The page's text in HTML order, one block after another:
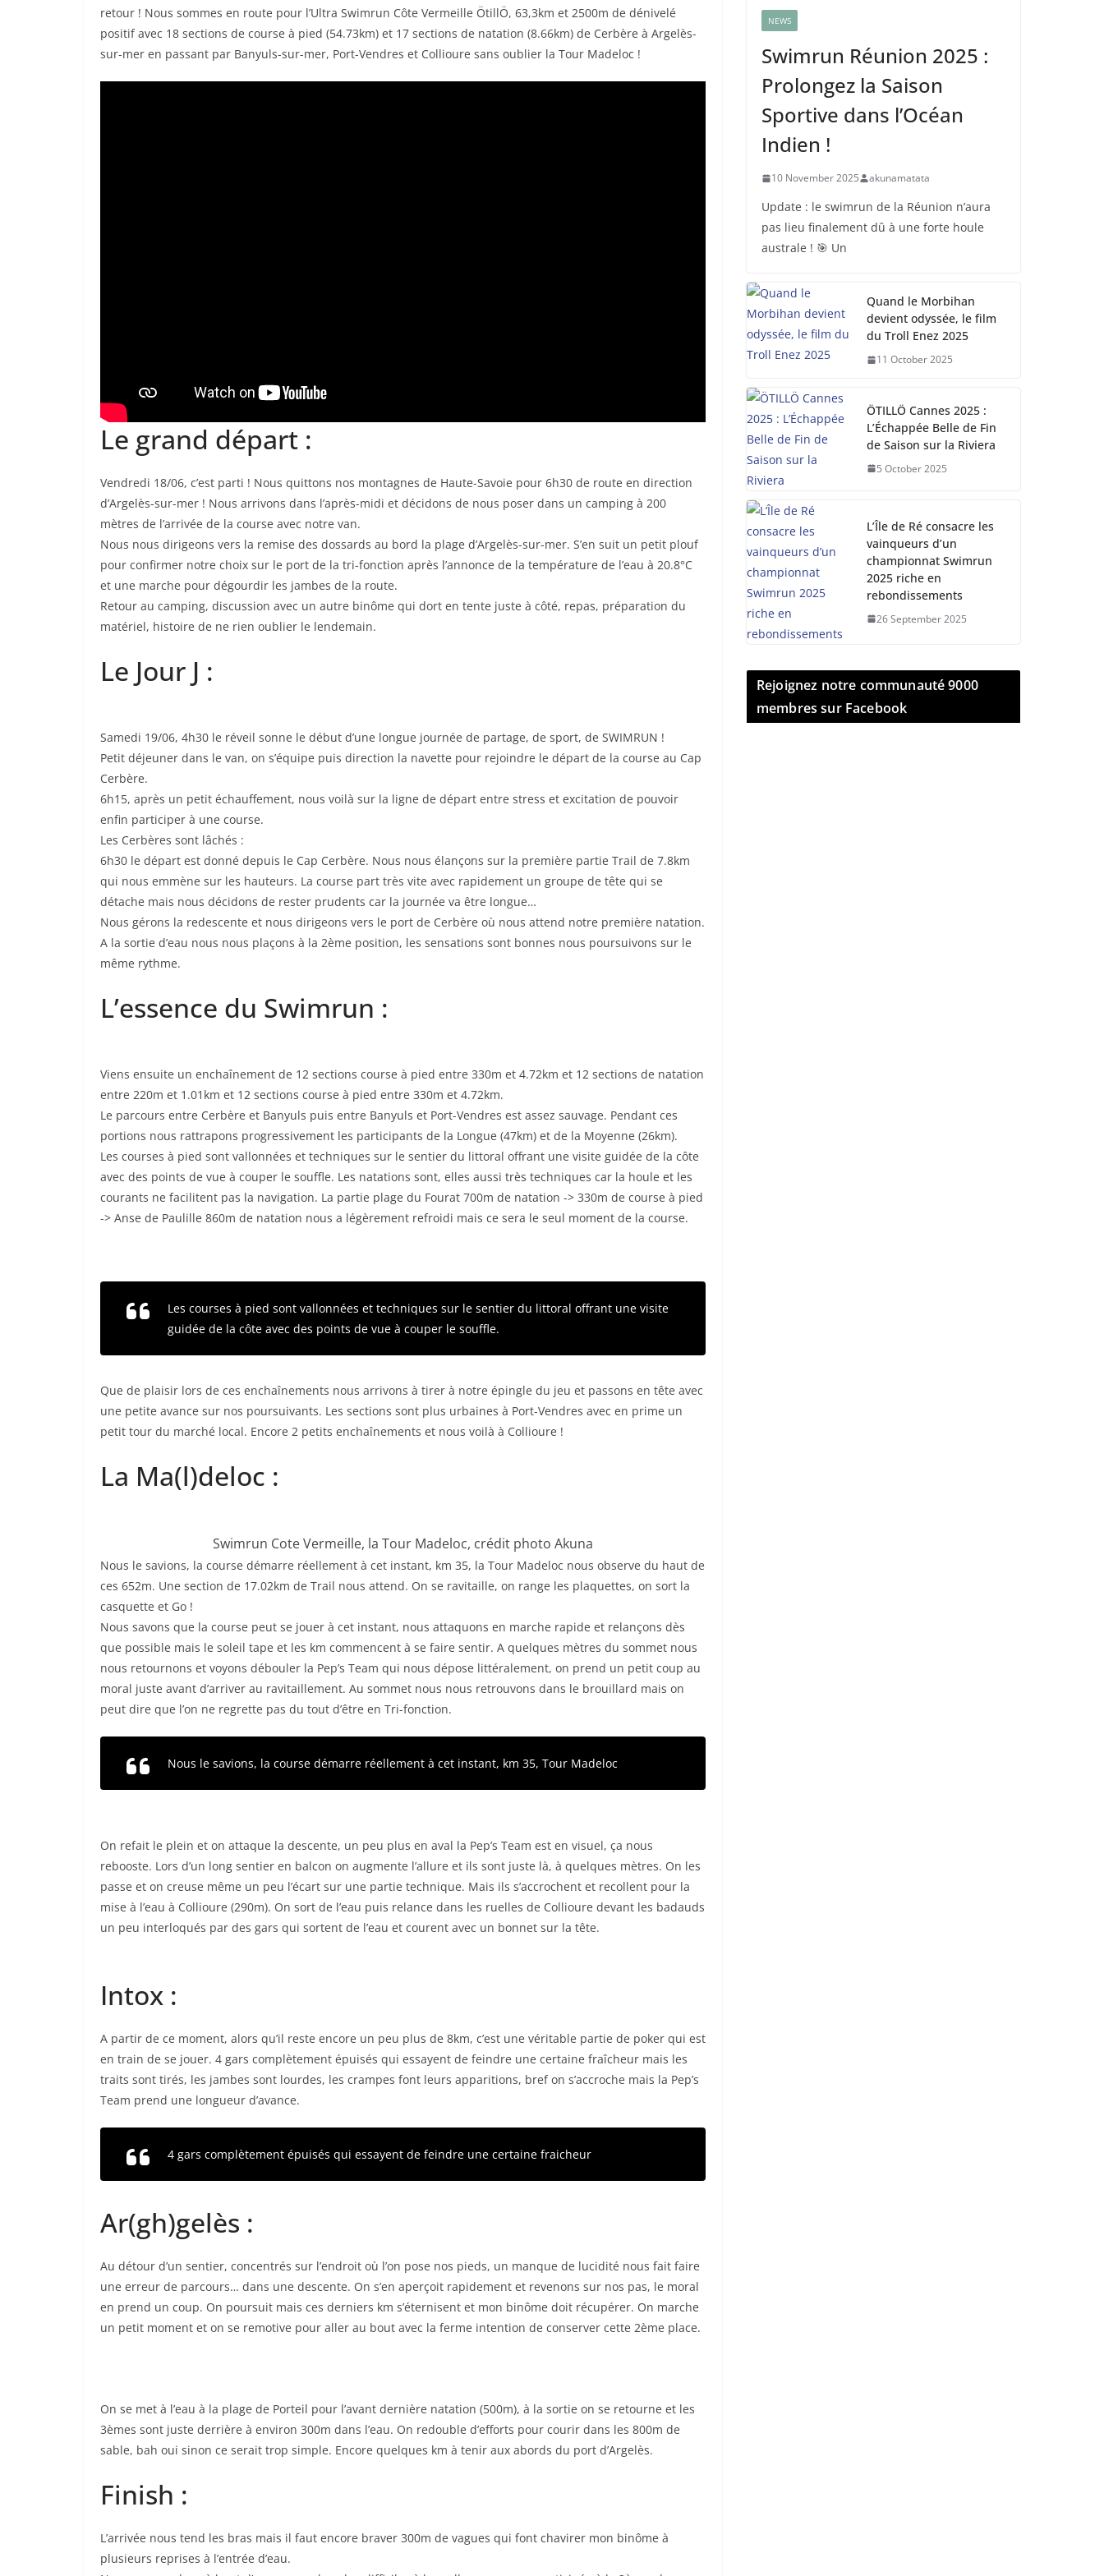
retour ! Nous sommes en route pour l’Ultra Swimrun Côte Vermeille ÖtillÖ, 63,3km et 2500m de dénivelé
positif avec 18 sections de course à pied (54.73km) et 17 sections de natation (8.66km) de Cerbère à Argelès-
sur-mer en passant par Banyuls-sur-mer, Port-Vendres et Collioure sans oublier la Tour Madeloc !
Le grand départ :
Vendredi 18/06, c’est parti ! Nous quittons nos montagnes de Haute-Savoie pour 6h30 de route en direction
d’Argelès-sur-mer ! Nous arrivons dans l’après-midi et décidons de nous poser dans un camping à 200
mètres de l’arrivée de la course avec notre van.
Nous nous dirigeons vers la remise des dossards au bord la plage d’Argelès-sur-mer. S’en suit un petit plouf
pour confirmer notre choix sur le port de la tri-fonction après l’annonce de la température de l’eau à 20.8°C
et une marche pour dégourdir les jambes de la route.
Retour au camping, discussion avec un autre binôme qui dort en tente juste à côté, repas, préparation du
matériel, histoire de ne rien oublier le lendemain.
Le Jour J :
Samedi 19/06, 4h30 le réveil sonne le début d’une longue journée de partage, de sport, de SWIMRUN !
Petit déjeuner dans le van, on s’équipe puis direction la navette pour rejoindre le départ de la course au Cap
Cerbère.
6h15, après un petit échauffement, nous voilà sur la ligne de départ entre stress et excitation de pouvoir
enfin participer à une course.
Les Cerbères sont lâchés :
6h30 le départ est donné depuis le Cap Cerbère. Nous nous élançons sur la première partie Trail de 7.8km
qui nous emmène sur les hauteurs. La course part très vite avec rapidement un groupe de tête qui se
détache mais nous décidons de rester prudents car la journée va être longue…
Nous gérons la redescente et nous dirigeons vers le port de Cerbère où nous attend notre première natation.
A la sortie d’eau nous nous plaçons à la 2ème position, les sensations sont bonnes nous poursuivons sur le
même rythme.
L’essence du Swimrun :
Viens ensuite un enchaînement de 12 sections course à pied entre 330m et 4.72km et 12 sections de natation
entre 220m et 1.01km et 12 sections course à pied entre 330m et 4.72km.
Le parcours entre Cerbère et Banyuls puis entre Banyuls et Port-Vendres est assez sauvage. Pendant ces
portions nous rattrapons progressivement les participants de la Longue (47km) et de la Moyenne (26km).
Les courses à pied sont vallonnées et techniques sur le sentier du littoral offrant une visite guidée de la côte
avec des points de vue à couper le souffle. Les natations sont, elles aussi très techniques car la houle et les
courants ne facilitent pas la navigation. La partie plage du Fourat 700m de natation -> 330m de course à pied
-> Anse de Paulille 860m de natation nous a légèrement refroidi mais ce sera le seul moment de la course.
Les courses à pied sont vallonnées et techniques sur le sentier du littoral offrant une visite
guidée de la côte avec des points de vue à couper le souffle.
Que de plaisir lors de ces enchaînements nous arrivons à tirer à notre épingle du jeu et passons en tête avec
une petite avance sur nos poursuivants. Les sections sont plus urbaines à Port-Vendres avec en prime un
petit tour du marché local. Encore 2 petits enchaînements et nous voilà à Collioure !
La Ma(l)deloc :
Swimrun Cote Vermeille, la Tour Madeloc, crédit photo Akuna
Nous le savions, la course démarre réellement à cet instant, km 35, la Tour Madeloc nous observe du haut de
ces 652m. Une section de 17.02km de Trail nous attend. On se ravitaille, on range les plaquettes, on sort la
casquette et Go !
Nous savons que la course peut se jouer à cet instant, nous attaquons en marche rapide et relançons dès
que possible mais le soleil tape et les km commencent à se faire sentir. A quelques mètres du sommet nous
nous retournons et voyons débouler la Pep’s Team qui nous dépose littéralement, on prend un petit coup au
moral juste avant d’arriver au ravitaillement. Au sommet nous nous retrouvons dans le brouillard mais on
peut dire que l’on ne regrette pas du tout d’être en Tri-fonction.
Nous le savions, la course démarre réellement à cet instant, km 35, Tour Madeloc
On refait le plein et on attaque la descente, un peu plus en aval la Pep’s Team est en visuel, ça nous
rebooste. Lors d’un long sentier en balcon on augmente l’allure et ils sont juste là, à quelques mètres. On les
passe et on creuse même un peu l’écart sur une partie technique. Mais ils s’accrochent et recollent pour la
mise à l’eau à Collioure (290m). On sort de l’eau puis relance dans les ruelles de Collioure devant les badauds
un peu interloqués par des gars qui sortent de l’eau et courent avec un bonnet sur la tête.
Intox :
A partir de ce moment, alors qu’il reste encore un peu plus de 8km, c’est une véritable partie de poker qui est
en train de se jouer. 4 gars complètement épuisés qui essayent de feindre une certaine fraîcheur mais les
traits sont tirés, les jambes sont lourdes, les crampes font leurs apparitions, bref on s’accroche mais la Pep’s
Team prend une longueur d’avance.
4 gars complètement épuisés qui essayent de feindre une certaine fraicheur
Ar(gh)gelès :
Au détour d’un sentier, concentrés sur l’endroit où l’on pose nos pieds, un manque de lucidité nous fait faire
une erreur de parcours… dans une descente. On s’en aperçoit rapidement et revenons sur nos pas, le moral
en prend un coup. On poursuit mais ces derniers km s’éternisent et mon binôme doit récupérer. On marche
un petit moment et on se remotive pour aller au bout avec la ferme intention de conserver cette 2ème place.
On se met à l’eau à la plage de Porteil pour l’avant dernière natation (500m), à la sortie on se retourne et les
3èmes sont juste derrière à environ 300m dans l’eau. On redouble d’efforts pour courir dans les 800m de
sable, bah oui sinon ce serait trop simple. Encore quelques km à tenir aux abords du port d’Argelès.
Finish :
L’arrivée nous tend les bras mais il faut encore braver 300m de vagues qui font chavirer mon binôme à
plusieurs reprises à l’entrée d’eau.
NEWS
Swimrun Réunion 2025 :
Prolongez la Saison
Sportive dans l’Océan
Indien !
10 November 2025 akunamatata
Update : le swimrun de la Réunion n’aura
pas lieu finalement dû à une forte houle
australe ! 🎯 Un
Quand le Morbihan
devient odyssée, le film
du Troll Enez 2025
11 October 2025
ÖTILLÖ Cannes 2025 :
L’Échappée Belle de Fin
de Saison sur la Riviera
5 October 2025
L’Île de Ré consacre les
vainqueurs d’un
championnat Swimrun
2025 riche en
rebondissements
26 September 2025
Rejoignez notre communauté 9000
membres sur Facebook